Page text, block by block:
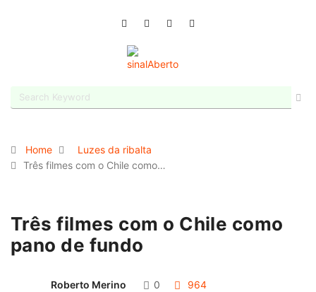
Home
Luzes da ribalta
Três filmes com o Chile como…
Três filmes com o Chile como
pano de fundo
Roberto Merino 0 964